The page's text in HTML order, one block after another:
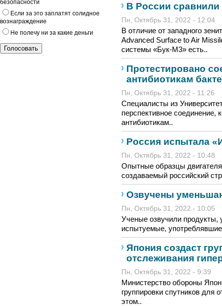
безопасности
Если за это заплатят солидное
вознаграждение
Не полечу ни за какие деньги
В России
Пн, Октябрь 31, 2022 - 12:04
В отличие от западного
Advanced Surface to Air
системы «Бук-М3» есть..
Протестировано
антибиотикам
Пн, Октябрь 31, 2022 - 11:26
Специалисты из
перспективное соединение,
антибиотикам..
Россия испытала
Пн, Октябрь 31, 2022 - 10:48
Опытные образцы
создаваемый российский
Озвучены
Пн, Октябрь 31, 2022 - 10:05
Ученые озвучили
испытуемые,
Япония создаст
отслеживания
Пн, Октябрь 31, 2022 - 9:39
Министерство обороны
группировки спутников для
этом..